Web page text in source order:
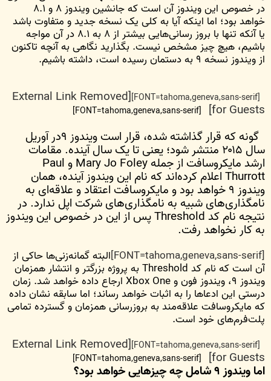
در خصوص این ویندوز آن است که جانشین ویندوز ۸ و ۸.‌۱
خواهد بود؛ اما اینکه آیا به کلی یک نسخه جدید و متفاوت باشد
یا آنکه تنها با بروز رسانی‌هایی بیشتر از ۸ به ۸.‌۱ در آن مواجه
باشیم، هیچ چیز مشخص نیست. بگذارید نگاهی به آنچه تاکنون
از ویندوز نسخه ۹ به دستمان رسیده است، داشته باشیم.
[FONT=tahoma,geneva,sans-serif]
[External Link Removed
for Guests]
[FONT=tahoma,geneva,sans-serif]
گونه که قرار گذاشته شده، قرار است ویندوز ۹در آوریل
سال ۲۰۱۵ منتشر شود؛ یعنی تا یک سال آینده. مقامات
ارشد مایکروسافت از جمله Mary Jo Foley و Paul
Thurrott اعلام کرده‌اند که نام این ویندوز آینده،‌‌ همان
ویندوز ۹ خواهد بود و مایکروسافت اعتقاد و علاقه‌ای به
نامگذاری‌های شبیه به نامگذاری‌های شرکت اپل ندارد. در
نتیجه نام کد Threshold پس از این در خصوص این ویندوز
به کار نخواهد رفت.
[FONT=tahoma,geneva,sans-serif] البته گمانه‌زنی‌ها حاکی از
آن است که نام کد Threshold به پروژه بزرگتر و انتشار همزمان
ویندوز ۹، ویندوز فون و Xbox One ارجاع داده خواهد شد. زمان
درستی این ادعا‌ها را به اثبات خواهد رساند؛ اما سابقه نشان داده
که مایکروسافت علاقه‌مند به بروز‌رسانی همزمان و گسترده تمامی
پلت‌فرم‌های خود است.
[FONT=tahoma,geneva,sans-serif]
[External Link Removed
for Guests]
[FONT=tahoma,geneva,sans-serif]
اما ویندوز ۹ شامل چه چیزهایی خواهد بود؟